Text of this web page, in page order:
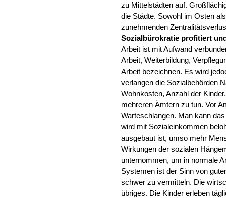
zu Mittelstädten auf.
die Städte. Sowohl im Osten
zunehmenden
Sozialbürokratie profitiert
Arbeit ist mit Aufwand
Arbeit, Weiterbildung,
Arbeit bezeichnen. Es wird
verlangen die Sozialbehörden
Wohnkosten, Anzahl der
mehreren Ämtern zu tun. Vor
Warteschlangen. Man kann
wird mit Sozialeinkommen
ausgebaut ist, umso mehr
Wirkungen der sozialen
unternommen, um in normale
Systemen ist der Sinn von
schwer zu vermitteln. Die
übriges. Die Kinder erleben